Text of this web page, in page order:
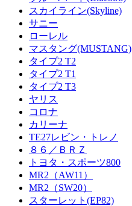
スカイライン(Skyline)
サニー
ローレル
マスタング(MUSTANG)
タイプ2 T2
タイプ2 T1
タイプ2 T3
ヤリス
コロナ
カリーナ
TE27レビン・トレノ
８６／ＢＲＺ
トヨタ・スポーツ800
MR2（AW11）
MR2（SW20）
スターレット(EP82)